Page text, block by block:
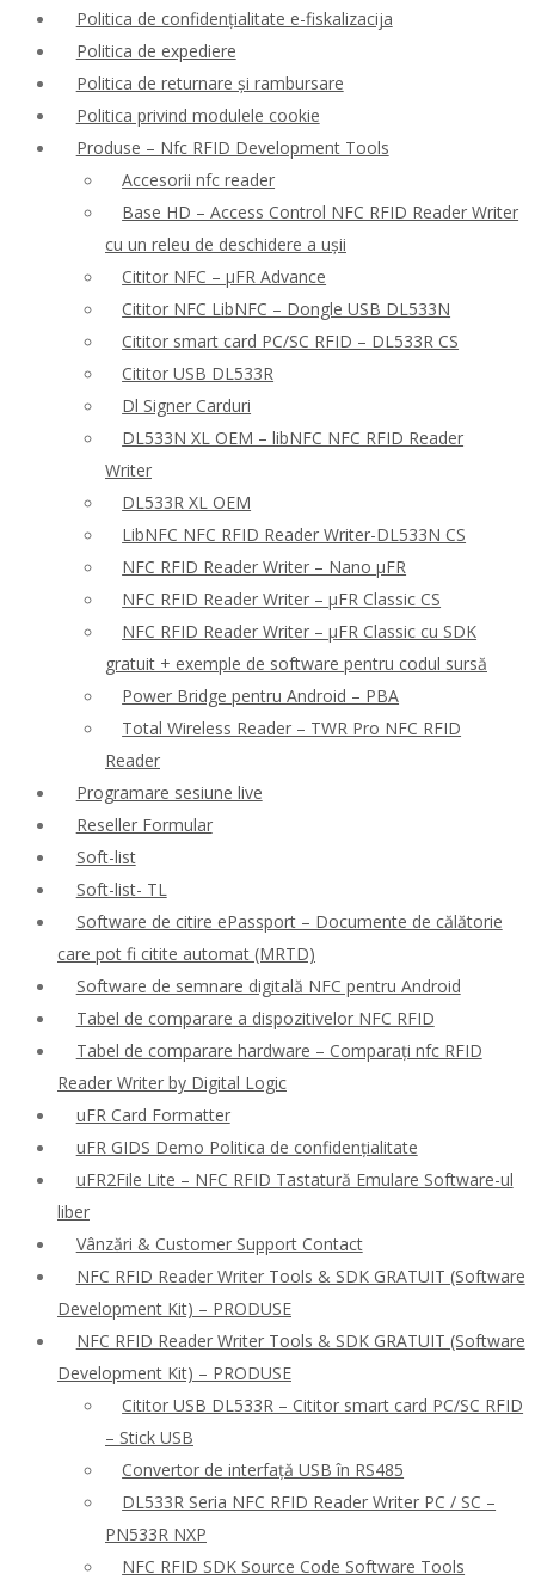
Politica de confidențialitate e-fiskalizacija
Politica de expediere
Politica de returnare și rambursare
Politica privind modulele cookie
Produse – Nfc RFID Development Tools
Accesorii nfc reader
Base HD – Access Control NFC RFID Reader Writer
cu un releu de deschidere a ușii
Cititor NFC – μFR Advance
Cititor NFC LibNFC – Dongle USB DL533N
Cititor smart card PC/SC RFID – DL533R CS
Cititor USB DL533R
Dl Signer Carduri
DL533N XL OEM – libNFC NFC RFID Reader
Writer
DL533R XL OEM
LibNFC NFC RFID Reader Writer-DL533N CS
NFC RFID Reader Writer – Nano μFR
NFC RFID Reader Writer – μFR Classic CS
NFC RFID Reader Writer – μFR Classic cu SDK
gratuit + exemple de software pentru codul sursă
Power Bridge pentru Android – PBA
Total Wireless Reader – TWR Pro NFC RFID
Reader
Programare sesiune live
Reseller Formular
Soft-list
Soft-list- TL
Software de citire ePassport – Documente de călătorie
care pot fi citite automat (MRTD)
Software de semnare digitală NFC pentru Android
Tabel de comparare a dispozitivelor NFC RFID
Tabel de comparare hardware – Comparați nfc RFID
Reader Writer by Digital Logic
uFR Card Formatter
uFR GIDS Demo Politica de confidențialitate
uFR2File Lite – NFC RFID Tastatură Emulare Software-ul
liber
Vânzări & Customer Support Contact
NFC RFID Reader Writer Tools & SDK GRATUIT (Software
Development Kit) – PRODUSE
NFC RFID Reader Writer Tools & SDK GRATUIT (Software
Development Kit) – PRODUSE
Cititor USB DL533R – Cititor smart card PC/SC RFID
– Stick USB
Convertor de interfață USB în RS485
DL533R Seria NFC RFID Reader Writer PC / SC –
PN533R NXP
NFC RFID SDK Source Code Software Tools